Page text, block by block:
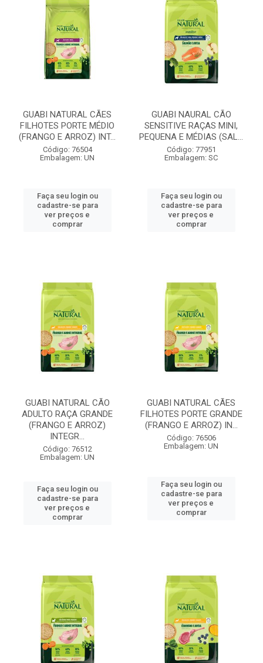
GUABI NATURAL CÃES
FILHOTES PORTE MÉDIO
(FRANGO E ARROZ) INT...
Código: 76504
Embalagem: UN
Faça seu login ou
cadastre-se para
ver preços e
comprar
GUABI NAURAL CÃO
SENSITIVE RAÇAS MINI,
PEQUENA E MÉDIAS (SAL...
Código: 77951
Embalagem: SC
Faça seu login ou
cadastre-se para
ver preços e
comprar
GUABI NATURAL CÃO
ADULTO RAÇA GRANDE
(FRANGO E ARROZ)
INTEGR...
Código: 76512
Embalagem: UN
Faça seu login ou
cadastre-se para
ver preços e
comprar
GUABI NATURAL CÃES
FILHOTES PORTE GRANDE
(FRANGO E ARROZ) IN...
Código: 76506
Embalagem: UN
Faça seu login ou
cadastre-se para
ver preços e
comprar